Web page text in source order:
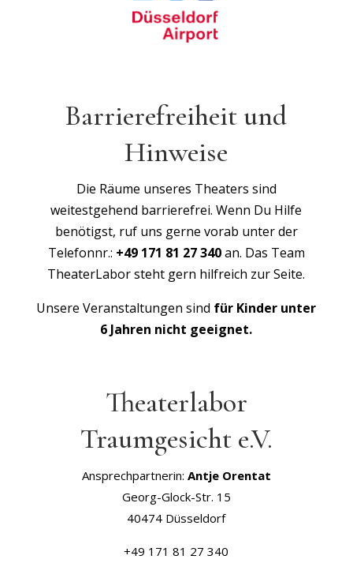
Barrierefreiheit und
Hinweise
Die Räume unseres Theaters sind
weitestgehend barrierefrei. Wenn Du Hilfe
benötigst, ruf uns gerne vorab unter der
Telefonnr.: +49 171 81 27 340an. Das Team
TheaterLabor steht gern hilfreich zur Seite.
Unsere Veranstaltungen sind für Kinder unter
6 Jahren nicht geeignet.
Theaterlabor
Traumgesicht e.V.
Ansprechpartnerin: Antje Orentat
Georg-Glock-Str. 15
40474 Düsseldorf
+49 171 81 27 340